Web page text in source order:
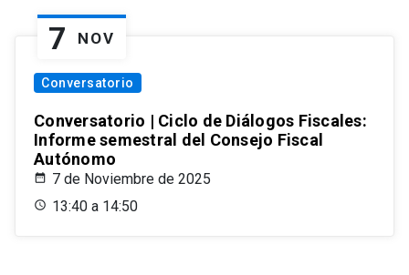
7 NOV
Conversatorio
Conversatorio | Ciclo de Diálogos Fiscales:
Informe semestral del Consejo Fiscal
Autónomo
7 de Noviembre de 2025
13:40 a 14:50